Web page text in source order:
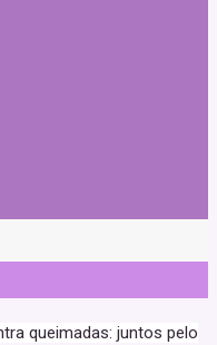
queimadas: juntos pelo